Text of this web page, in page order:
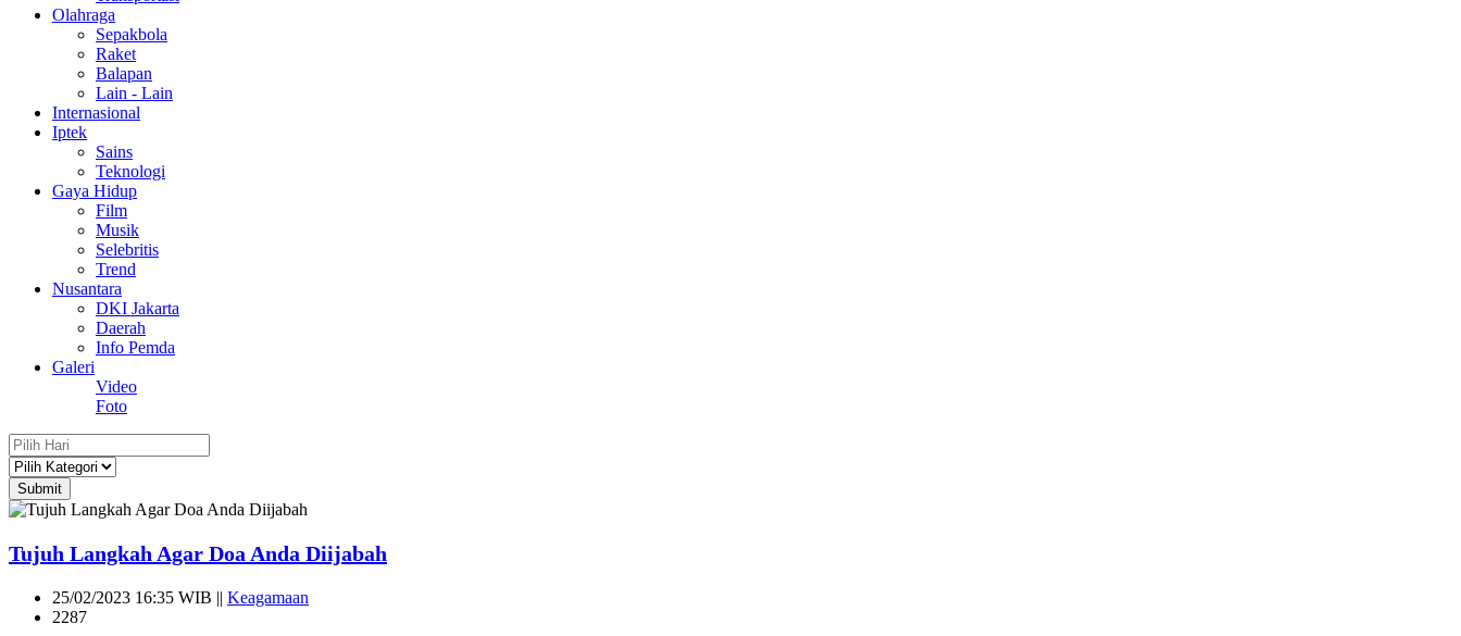
Olahraga
Sepakbola
Raket
Balapan
Lain - Lain
Internasional
Iptek
Sains
Teknologi
Gaya Hidup
Film
Musik
Selebritis
Trend
Nusantara
DKI Jakarta
Daerah
Info Pemda
Galeri
Video
Foto
Submit
Tujuh Langkah Agar Doa Anda Diijabah
25/02/2023 16:35 WIB || Keagamaan
2287